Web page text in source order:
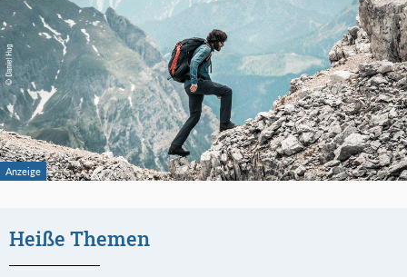
Heiße Themen